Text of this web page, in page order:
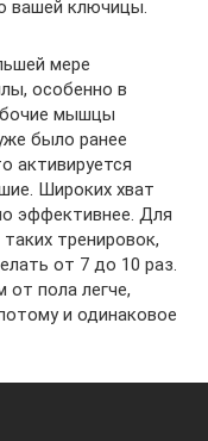
вашей ключицы.
мере
особенно в
мышцы
было ранее
активируется
Широких хват
эффективнее. Для
тренировок,
от 7 до 10 раз.
пола легче,
и одинаковое